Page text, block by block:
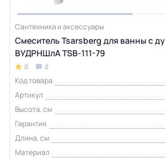
Сантехника и аксессуары
Смеситель Tsarsberg для ванны с
ВУДРНШлА TSB-111-79
0 0
Код товара
Артикул
Высота, см
Гарантия
Длина, см
Материал